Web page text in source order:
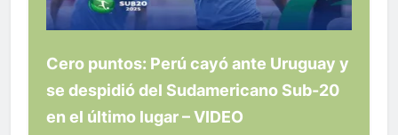
Cero puntos: Perú cayó ante Uruguay y
se despidió del Sudamericano Sub-20
en el último lugar – VIDEO